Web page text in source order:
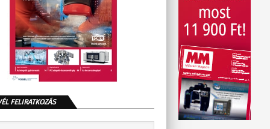
FELIRATKOZÁS